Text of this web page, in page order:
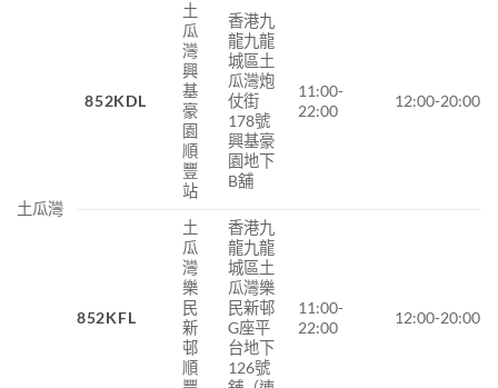
土瓜灣
852KDL
土
瓜
灣
興
基
豪
園
順
豐
站
香港九
龍九龍
城區土
瓜灣炮
仗街
178號
興基豪
園地下
B舖
11:00-
22:00
12:00-20:00
852KFL
土
瓜
灣
樂
民
新
邨
順
香港九
龍九龍
城區土
瓜灣樂
民新邨
G座平
台地下
126號
11:00-
22:00
12:00-20:00